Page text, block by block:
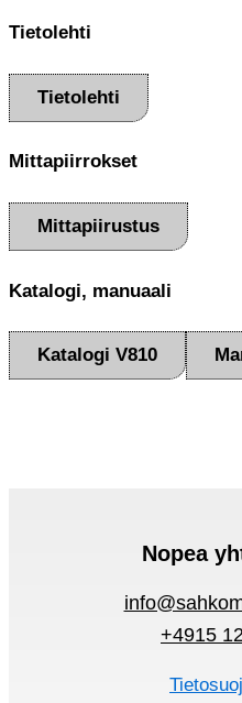
Tietolehti
Tietolehti
Mittapiirrokset
Mittapiirustus
Katalogi, manuaali
Katalogi V810
Nopea
+4915